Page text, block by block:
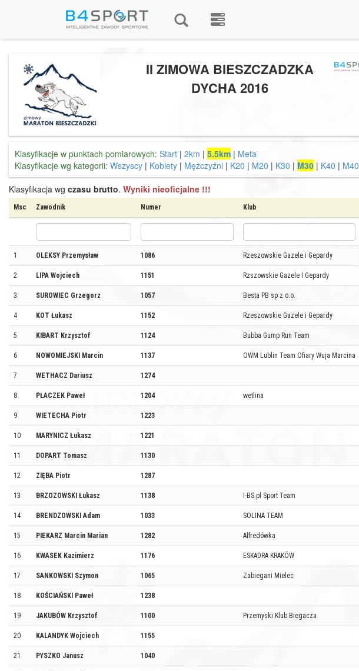
II ZIMOWA BIESZCZADZKA
DYCHA 2016
Klasyfikacje w punktach pomiarowych: Start | 2km | 5.5km | Meta
Klasyfikacje wg kategorii: Wszyscy | Kobiety | Mężczyźni | K20 | M20 | K30 | M30 | K40 | M40
Klasyfikacja wg czasu brutto. Wyniki nieoficjalne !!!
Msc Zawodnik Numer Klub
1 OLEKSY Przemysław 1086 Rzeszowskie Gazele i Gepardy
2 LIPA Wojciech 1151 Rzszowskie Gazele I Gepardy
3 SUROWIEC Grzegorz 1057 Besta PB sp z o.o.
4 KOT Łukasz 1152 Rzeszowskie Gazele i Gepardy
5 KIBART Krzysztof 1124 Bubba Gump Run Team
6 NOWOMIEJSKI Marcin 1137 OWM Lublin Team Ofiary Wuja Marcina
7 WETHACZ Dariusz 1274
8 PŁACZEK Paweł 1204 wetlina
9 WIETECHA Piotr 1223
10 MARYNICZ Łukasz 1221
11 DOPART Tomasz 1130
12 ZIĘBA Piotr 1287
13 BRZOZOWSKI Łukasz 1138 I-BS.pl Sport Team
14 BRENDZOWSKI Adam 1033 SOLINA TEAM
15 PIEKARZ Marcin Marian 1282 Alfredówka
16 KWASEK Kazimierz 1176 ESKADRA KRAKÓW
17 SANKOWSKI Szymon 1065 Zabiegani Mielec
18 KOŚCIAŃSKI Paweł 1238
19 JAKUBÓW Krzysztof 1100 Przemyski Klub Biegacza
20 KALANDYK Wojciech 1155
21 PYSZKO Janusz 1040